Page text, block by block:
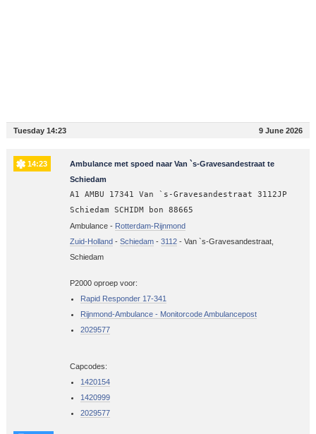
Tuesday 14:23 9 June 2026
14:23
Ambulance met spoed naar Van `s-Gravesandestraat te
Schiedam
A1 AMBU 17341 Van `s-Gravesandestraat 3112JP
Schiedam SCHIDM bon 88665
Ambulance - Rotterdam-Rijnmond
Zuid-Holland - Schiedam- 3112- Van `s-Gravesandestraat,
Schiedam
P2000 oproep voor:
Rapid Responder 17-341
Rijnmond-Ambulance - Monitorcode Ambulancepost
2029577
Capcodes:
1420154
1420999
2029577